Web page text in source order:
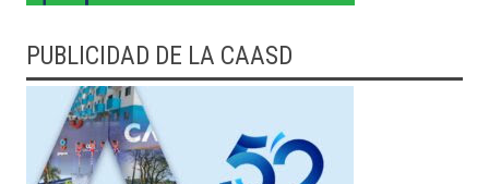
PUBLICIDAD DE LA CAASD